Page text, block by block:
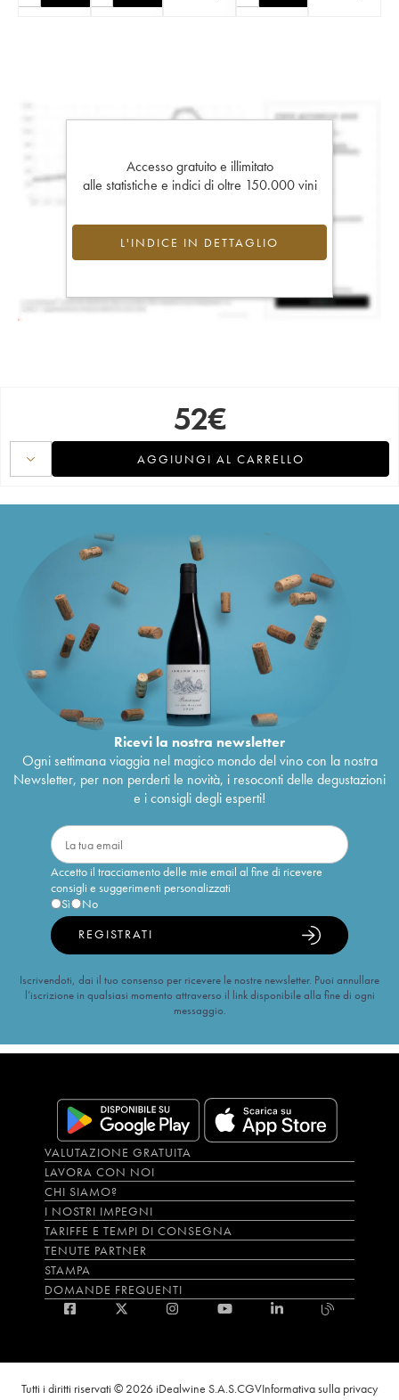
Accesso gratuito e illimitato
alle statistiche e indici di oltre 150.000 vini
L'INDICE IN DETTAGLIO
52€
AGGIUNGI AL CARRELLO
Ricevi la nostra newsletter
Ogni settimana viaggia nel magico mondo del vino con la nostra
Newsletter, per non perderti le novità, i resoconti delle degustazioni
e i consigli degli esperti!
Accetto il tracciamento delle mie email al fine di ricevere
consigli e suggerimenti personalizzati
Sì
No
REGISTRATI
Iscrivendoti, dai il tuo consenso per ricevere le nostre newsletter. Puoi annullare
l’iscrizione in qualsiasi momento attraverso il link disponibile alla fine di ogni
messaggio.
VALUTAZIONE GRATUITA
LAVORA CON NOI
CHI SIAMO?
I NOSTRI IMPEGNI
TARIFFE E TEMPI DI CONSEGNA
TENUTE PARTNER
STAMPA
DOMANDE FREQUENTI
Tutti i diritti riservati © 2026 iDealwine S.A.S.CGVInformativa sulla privacy